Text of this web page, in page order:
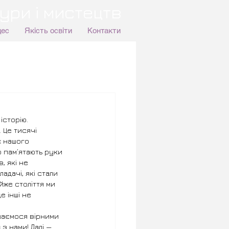
Якість освіти Контакти
тисячі
нашого
руки
які не
які стали
століття ми
інші не
вірними
нами! Далі —